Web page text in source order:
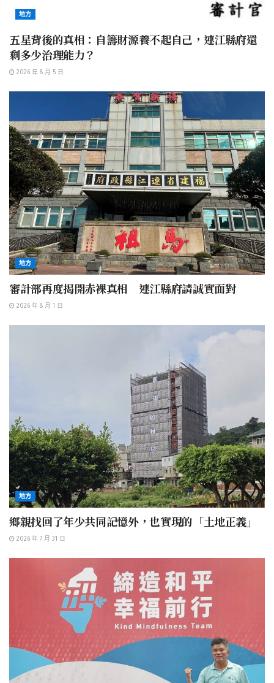
地方
五星背後的真相：自籌財源養不起自己，連江縣府還
剩多少治理能力？
2026 年 8 月 5 日
地方
審計部再度揭開赤裸真相 連江縣府請誠實面對
2026 年 8 月 1 日
地方
鄉親找回了年少共同記憶外，也實現的「土地正義」
2026 年 7 月 31 日